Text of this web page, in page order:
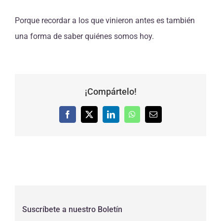
Porque recordar a los que vinieron antes es también
una forma de saber quiénes somos hoy.
¡Compártelo!
Facebook
X LinkedInWhatsAppCorreo
Suscríbete a nuestro Boletín